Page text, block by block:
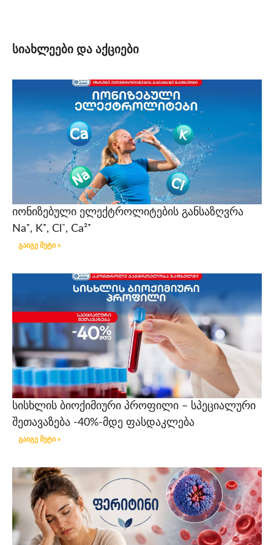
სიახლეები და აქციები
იონიზებული ელექტროლიტების განსაზღვრა
Na⁺, K⁺, Cl⁻, Ca²⁺
გაიგე მეტი »
სისხლის ბიოქიმიური პროფილი – სპეციალური
შეთავაზება -40%-მდე ფასდაკლება
გაიგე მეტი »